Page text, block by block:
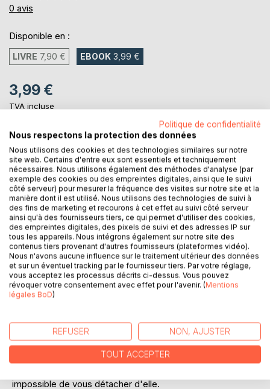
0%
0 avis
Disponible en :
LIVRE 7,90 € EBOOK 3,99 €
3,99 €
TVA incluse
AJOUTER AU PANIER
Ajouter à ma liste d'envies
Laisser un avis
DESCRIPTION
Cette femme. Votre obsession depuis quatre ans.
Vous l'avez rencontrée dans les Balkans, vous la retrouvez
impossible de vous détacher d'elle.
Politique de confidentialité
Nous respectons la protection des données
Nous utilisons des cookies et des technologies similaires sur notre
site web. Certains d'entre eux sont essentiels et techniquement
nécessaires. Nous utilisons également des méthodes d'analyse (par
exemple des cookies ou des empreintes digitales, ainsi que le suivi
côté serveur) pour mesurer la fréquence des visites sur notre site et la
manière dont il est utilisé. Nous utilisons des technologies de suivi à
des fins de marketing et recourons à cet effet au suivi côté serveur
ainsi qu'à des fournisseurs tiers, ce qui permet d'utiliser des cookies,
des empreintes digitales, des pixels de suivi et des adresses IP sur
tous les appareils. Nous intégrons également sur notre site des
contenus tiers provenant d'autres fournisseurs (plateformes vidéo).
Nous n'avons aucune influence sur le traitement ultérieur des données
et sur un éventuel tracking par le fournisseur tiers. Par votre réglage,
vous acceptez les processus décrits ci-dessus. Vous pouvez
révoquer votre consentement avec effet pour l'avenir. (Mentions
légales BoD)
REFUSER NON, AJUSTER
TOUT ACCEPTER